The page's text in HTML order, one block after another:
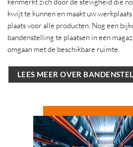
kenmerkt zich door de stevigheid die
kwijt te kunnen en maakt uw
plaats voor alle producten. Nog een
bandenstelling te plaatsen in een
omgaan met de beschikbare ruimte.
LEES MEER OVER